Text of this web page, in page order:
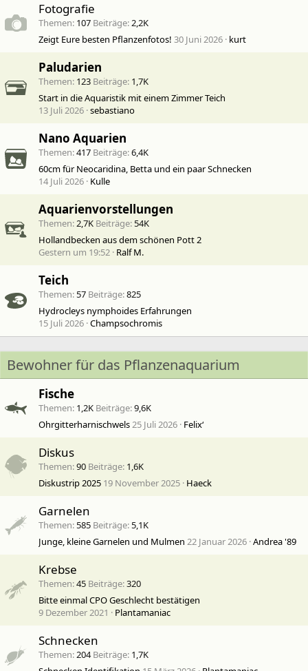
Fotografie
Themen 107 Beiträge 2,2K
Zeigt Eure besten Pflanzenfotos! 30 Juni 2026 kurt
Paludarien
Themen 123 Beiträge 1,7K
Start in die Aquaristik mit einem Zimmer Teich
13 Juli 2026 sebastiano
Nano Aquarien
Themen 417 Beiträge 6,4K
60cm für Neocaridina, Betta und ein paar Schnecken
14 Juli 2026 Kulle
Aquarienvorstellungen
Themen 2,7K Beiträge 54K
Hollandbecken aus dem schönen Pott 2
Gestern um 19:52 Ralf M.
Teich
Themen 57 Beiträge 825
Hydrocleys nymphoides Erfahrungen
15 Juli 2026 Champsochromis
Bewohner für das Pflanzenaquarium
Fische
Themen 1,2K Beiträge 9,6K
Ohrgitterharnischwels25 Juli 2026 Felix‘
Diskus
Themen 90 Beiträge 1,6K
Diskustrip 2025 19 November 2025 Haeck
Garnelen
Themen 585 Beiträge 5,1K
Junge, kleine Garnelen und Mulmen 22 Januar 2026 Andrea '89
Krebse
Themen 45 Beiträge 320
Bitte einmal CPO Geschlecht bestätigen
9 Dezember 2021
Plantamaniac
Schnecken
Themen 204 Beiträge 1,7K